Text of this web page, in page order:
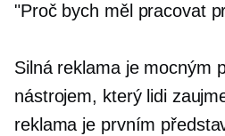
"Proč bych měl pracovat
Silná reklama je mocným
nástrojem, který lidi
reklama je prvním